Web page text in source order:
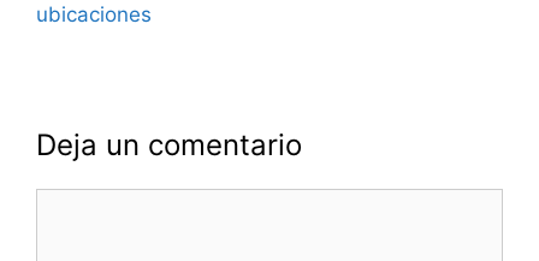
ubicaciones
Deja un comentario